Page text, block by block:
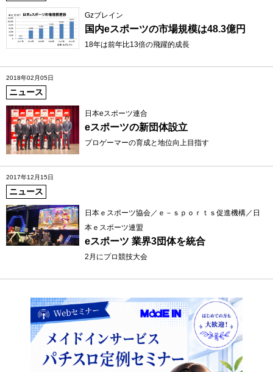
Gzブレイン
国内eスポーツの市場規模は48.3億円
18年は前年比13倍の飛躍的成長
2018年02月05日
ニュース
日本eスポーツ連合
eスポーツの新団体設立
プロゲーマーの育成と地位向上目指す
2017年12月15日
ニュース
日本ｅスポーツ協会／ｅ－ｓｐｏｒｔｓ促進機構／日
本ｅスポーツ連盟
eスポーツ 業界3団体を統合
2月にプロ競技大会